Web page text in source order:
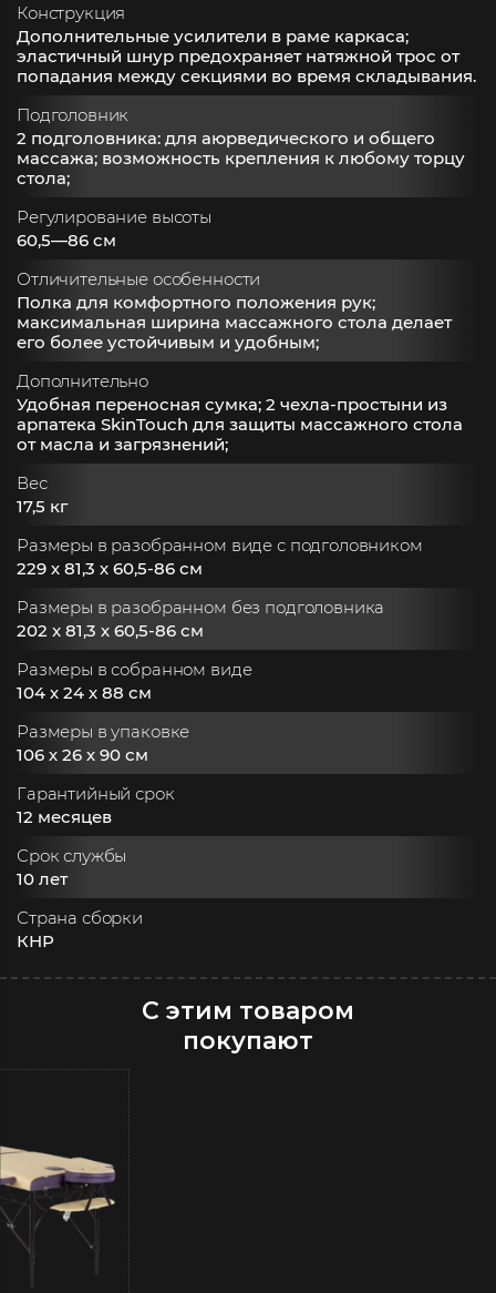
Конструкция
Дополнительные усилители в раме каркаса;
эластичный шнур предохраняет натяжной трос от
попадания между секциями во время складывания.
Подголовник
2 подголовника: для аюрведического и общего
массажа; возможность крепления к любому торцу
стола;
Регулирование высоты
60,5—86 см
Отличительные особенности
Полка для комфортного положения рук;
максимальная ширина массажного стола делает
его более устойчивым и удобным;
Дополнительно
Удобная переносная сумка; 2 чехла-простыни из
арпатека SkinTouch для защиты массажного стола
от масла и загрязнений;
Вес
17,5 кг
Размеры в разобранном виде с подголовником
229 х 81,3 х 60,5-86 см
Размеры в разобранном без подголовника
202 x 81,3 х 60,5-86 см
Размеры в собранном виде
104 х 24 х 88 см
Размеры в упаковке
106 х 26 х 90 см
Гарантийный срок
12 месяцев
Срок службы
10 лет
Страна сборки
КНР
С этим товаром
покупают